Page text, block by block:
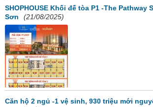
SHOPHOUSE Khối đế tòa P1 -The Pathway
Sơn
(21/08/2025)
Căn hộ 2 ngủ -1 vệ sinh, 930 triệu mới